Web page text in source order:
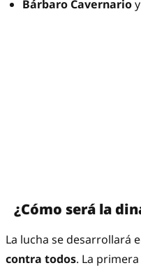
Bárbaro Cavernarioy
¿Cómo será la
La lucha se desarrollará
contra todos. La